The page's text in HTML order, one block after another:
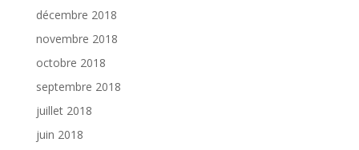
décembre 2018
novembre 2018
octobre 2018
septembre 2018
juillet 2018
juin 2018